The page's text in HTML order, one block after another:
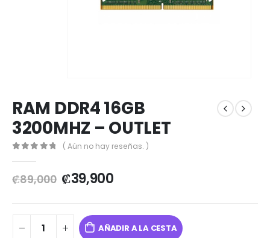
RAM DDR4 16GB
3200MHZ – OUTLET
( Aún no hay reseñas. )
₡89,000 ₡39,900
AÑADIR A LA CESTA